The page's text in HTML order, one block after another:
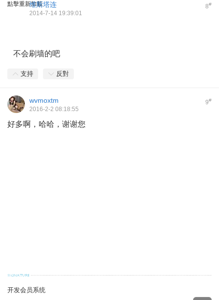
點擊重新加載 8#
维斯塔连
2014-7-14 19:39:01
不会刷墙的吧
支持 反對
9#
wvmoxtm
2016-2-2 08:18:55
好多啊，哈哈，谢谢您
开发会员系统